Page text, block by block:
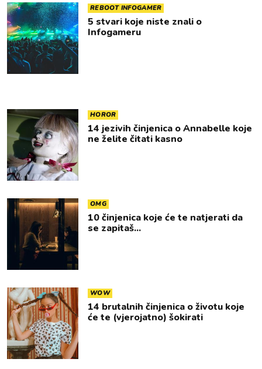
REBOOT INFOGAMER
5 stvari koje niste znali o
Infogameru
HOROR
14 jezivih činjenica o Annabelle koje
ne želite čitati kasno
OMG
10 činjenica koje će te natjerati da
se zapitaš...
WOW
14 brutalnih činjenica o životu koje
će te (vjerojatno) šokirati